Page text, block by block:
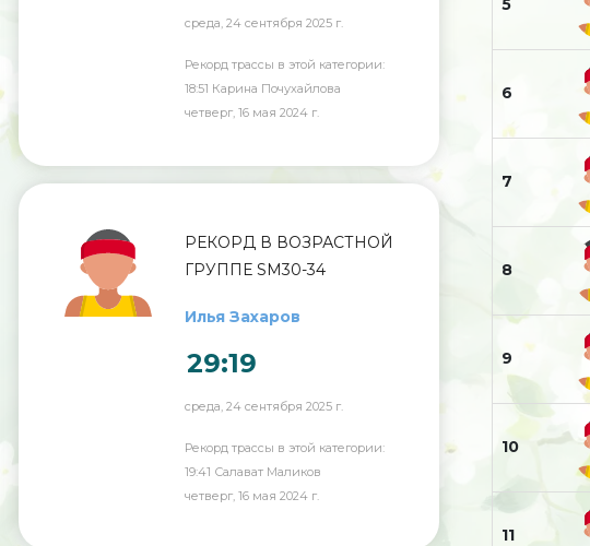
среда, 24 сентября 2025 г.
Рекорд трассы в этой категории:
18:51 Карина Почухайлова
четверг, 16 мая 2024 г.
РЕКОРД В ВОЗРАСТНОЙ
ГРУППЕ SM30-34
Илья Захаров
29:19
среда, 24 сентября 2025 г.
Рекорд трассы в этой категории:
19:41 Салават Маликов
четверг, 16 мая 2024 г.
5
6
7
8
9
10
11